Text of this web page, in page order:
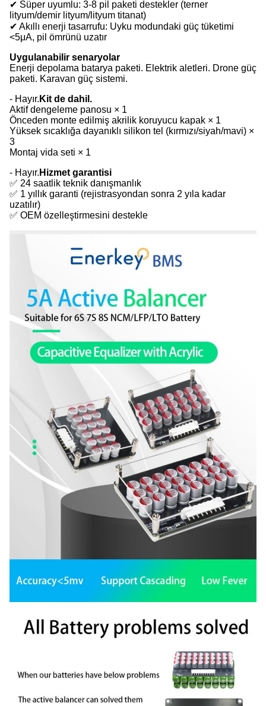
✔ Süper uyumlu: 3-8 pil paketi destekler (terner
lityum/demir lityum/lityum titanat)
✔ Akıllı enerji tasarrufu: Uyku modundaki güç tüketimi
<5μA, pil ömrünü uzatır
Uygulanabilir senaryolar
Enerji depolama batarya paketi. Elektrik aletleri. Drone güç
paketi. Karavan güç sistemi.
- Hayır. Kit de dahil.
Aktif dengeleme panosu × 1
Önceden monte edilmiş akrilik koruyucu kapak × 1
Yüksek sıcaklığa dayanıklı silikon tel (kırmızı/siyah/mavi) ×
3
Montaj vida seti × 1
- Hayır. Hizmet garantisi
✅ 24 saatlik teknik danışmanlık
✅ 1 yıllık garanti (rejistrasyondan sonra 2 yıla kadar
uzatılır)
✅ OEM özelleştirmesini destekle